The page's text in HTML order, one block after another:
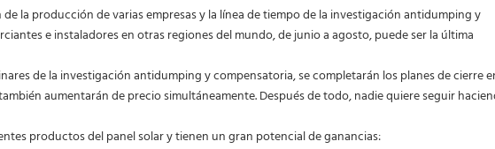
la producción de varias empresas y la línea de tiempo de la investigación antidumping y
e instaladores en otras regiones del mundo, de junio a agosto, puede ser la última
de la investigación antidumping y compensatoria, se completarán los planes de cierre
aumentarán de precio simultáneamente. Después de todo, nadie quiere seguir
productos del panel solar y tienen un gran potencial de ganancias: